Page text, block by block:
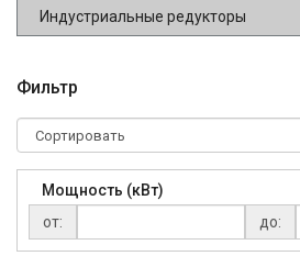
Индустриальные редукторы
Фильтр
Мощность (кВт)
от:
до: